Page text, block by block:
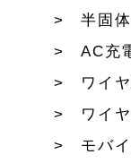
半固
AC充
ワイ
ワイ
モバ